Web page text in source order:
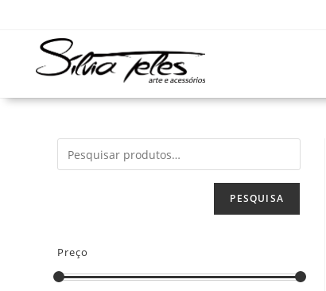
PESQUISA
Preço